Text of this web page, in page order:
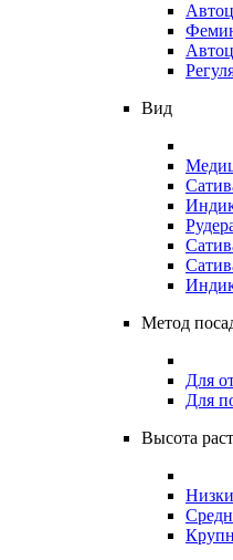
Вид
Метод
Для
Для
Высота